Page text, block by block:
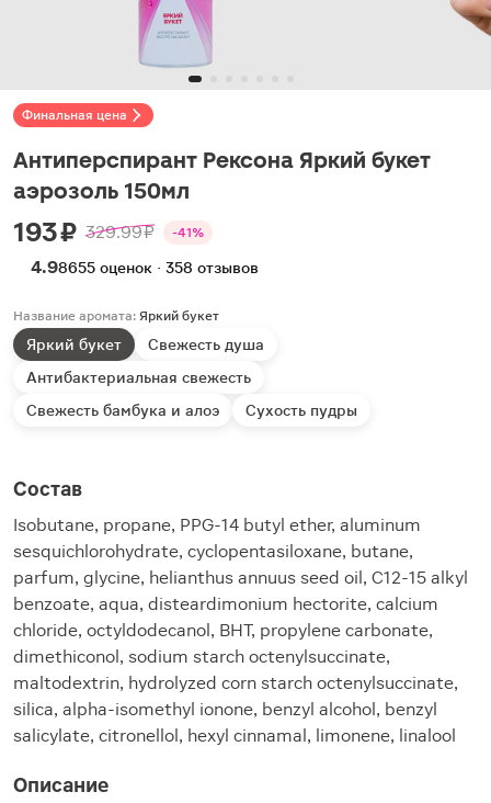
Финальная цена
Антиперспирант Рексона Яркий букет
аэрозоль 150мл
193 ₽ 329.99 ₽ -41%
4.98655 оценок · 358 отзывов
Название аромата: Яркий букет
Яркий букет
Свежесть душа
Антибактериальная свежесть
Свежесть бамбука и алоэ
Сухость пудры
Состав
Isobutane, propane, PPG-14 butyl ether, aluminum
sesquichlorohydrate, cyclopentasiloxane, butane,
parfum, glycine, helianthus annuus seed oil, C12-15 alkyl
benzoate, aqua, disteardimonium hectorite, calcium
chloride, octyldodecanol, BHT, propylene carbonate,
dimethiconol, sodium starch octenylsuccinate,
maltodextrin, hydrolyzed corn starch octenylsuccinate,
silica, alpha-isomethyl ionone, benzyl alcohol, benzyl
salicylate, citronellol, hexyl cinnamal, limonene, linalool
Описание